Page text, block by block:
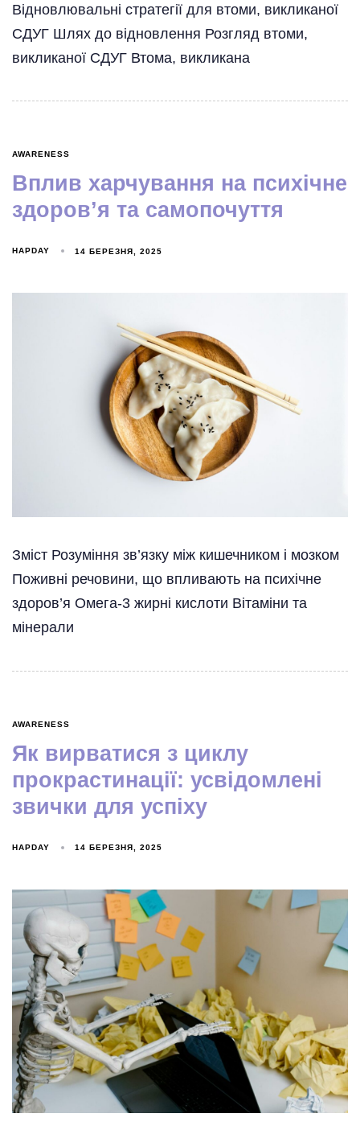
Відновлювальні стратегії для втоми, викликаної
СДУГ Шлях до відновлення Розгляд втоми,
викликаної СДУГ Втома, викликана
AWARENESS
Вплив харчування на психічне
здоров’я та самопочуття
HAPDAY 14 БЕРЕЗНЯ, 2025
Зміст Розуміння зв’язку між кишечником і мозком
Поживні речовини, що впливають на психічне
здоров’я Омега-3 жирні кислоти Вітаміни та
мінерали
AWARENESS
Як вирватися з циклу
прокрастинації: усвідомлені
звички для успіху
HAPDAY 14 БЕРЕЗНЯ, 2025